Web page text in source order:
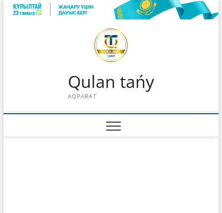
Skip
Qulan tańy
AQPARAT